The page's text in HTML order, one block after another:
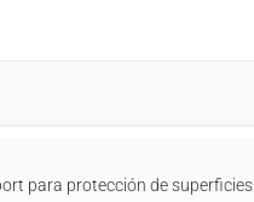
para protección de superficies